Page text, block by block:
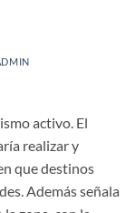
activo. El
realizar y
que destinos
Además señala